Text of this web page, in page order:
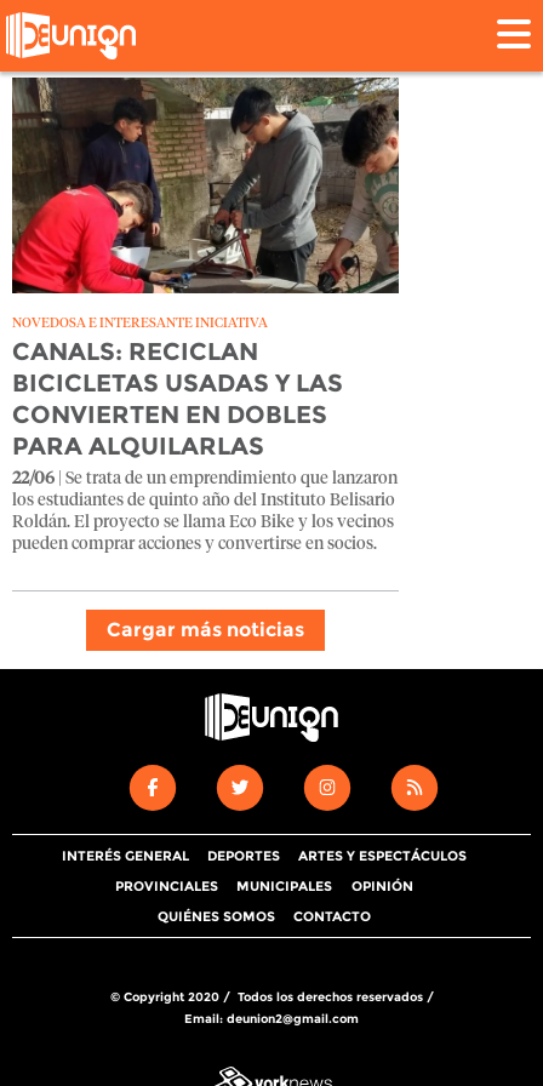
Tag: belisario
NOVEDOSA E INTERESANTE INICIATIVA
CANALS: RECICLAN
BICICLETAS USADAS Y LAS
CONVIERTEN EN DOBLES
PARA ALQUILARLAS
22/06 | Se trata de un emprendimiento que lanzaron
los estudiantes de quinto año del Instituto Belisario
Roldán. El proyecto se llama Eco Bike y los vecinos
pueden comprar acciones y convertirse en socios.
Cargar más noticias
INTERÉS GENERAL DEPORTES
ARTES Y ESPECTÁCULOS
PROVINCIALES
MUNICIPALES
OPINIÓN
QUIÉNES SOMOS
CONTACTO
© Copyright 2020 / Todos los derechos reservados /
Email: deunion2@gmail.com